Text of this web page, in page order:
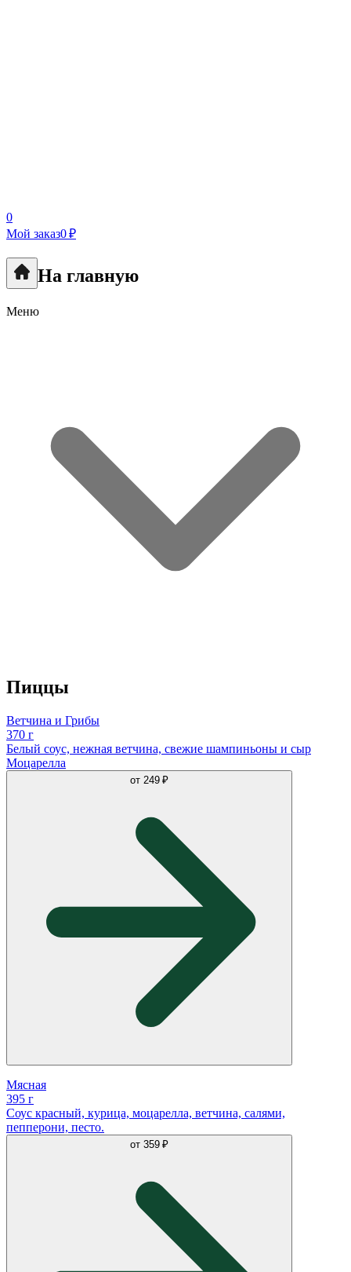
0
Мой заказ0 ₽
На главную
Меню
Пиццы
Ветчина и Грибы
370 г
Белый соус, нежная ветчина, свежие шампиньоны и сыр
Моцарелла
от 249 ₽
Мясная
395 г
Соус красный, курица, моцарелла, ветчина, салями,
пепперони, песто.
от 359 ₽